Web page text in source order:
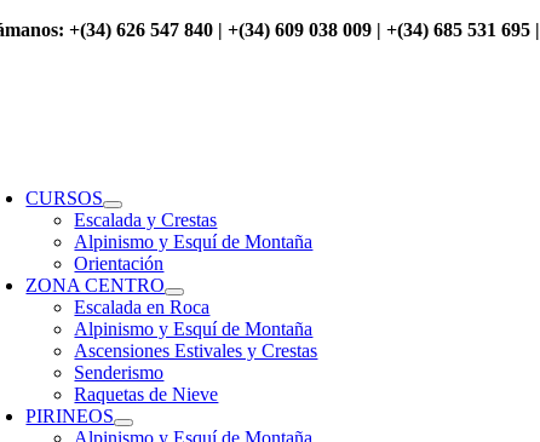
Saltar +(34) 626 547 840 | +(34) 609 038 009 | +(34) 685 531 695 |
CURSOS
Escalada y Crestas
Alpinismo y Esquí de Montaña
Orientación
ZONA CENTRO
Escalada en Roca
Alpinismo y Esquí de Montaña
Ascensiones Estivales y Crestas
Senderismo
Raquetas de Nieve
PIRINEOS
Alpinismo y Esquí de Montaña